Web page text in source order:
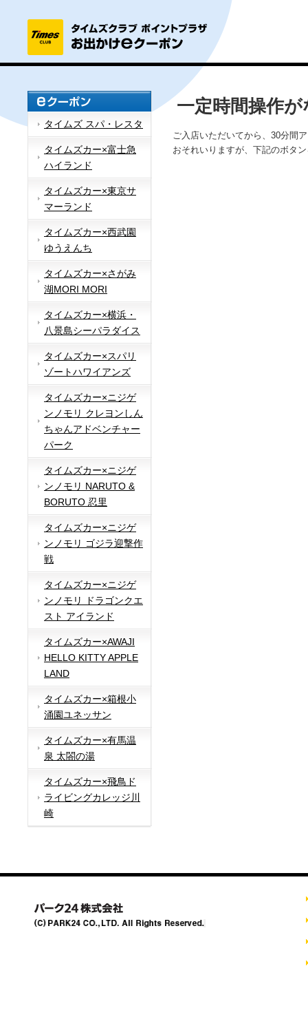
タイムズ スパ・レスタ
タイムズカー×富士急
ハイランド
タイムズカー×東京サ
マーランド
タイムズカー×西武園
ゆうえんち
タイムズカー×さがみ
湖MORI MORI
タイムズカー×横浜・
八景島シーパラダイス
タイムズカー×スパリ
ゾートハワイアンズ
タイムズカー×ニジゲ
ンノモリ クレヨンしん
ちゃんアドベンチャー
パーク
タイムズカー×ニジゲ
ンノモリ NARUTO &
BORUTO 忍里
タイムズカー×ニジゲ
ンノモリ ゴジラ迎撃作
戦
タイムズカー×ニジゲ
ンノモリ ドラゴンクエ
スト アイランド
タイムズカー×AWAJI
HELLO KITTY APPLE
LAND
タイムズカー×箱根小
涌園ユネッサン
タイムズカー×有馬温
泉 太閤の湯
タイムズカー×飛鳥ド
ライビングカレッジ川
崎
一定時間操作
ご入店いただいてから、30分間
おそれいりますが、下記のボタ